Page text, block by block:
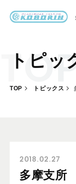
トピッ
TOP トピックス
2018.02.27
多摩支所